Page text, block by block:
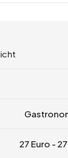
27 Euro - 27